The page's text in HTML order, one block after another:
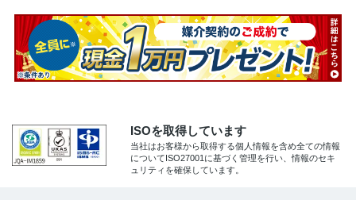
ISOを取得しています
当社はお客様から取得する個人情報を含め全ての情報
についてISO27001に基づく管理を行い、情報のセキ
ュリティを確保しています。